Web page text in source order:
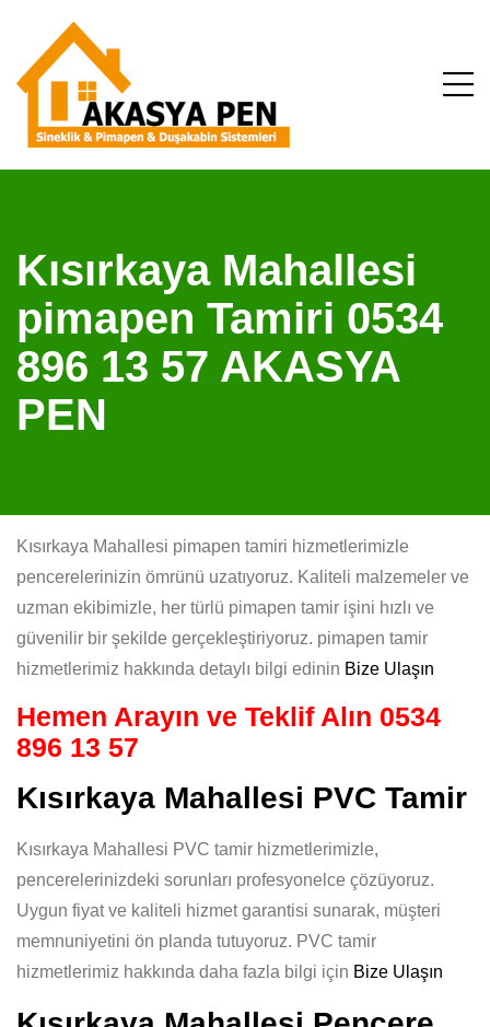
Kısırkaya Mahallesi
pimapen Tamiri 0534
896 13 57 AKASYA
PEN
Kısırkaya Mahallesi pimapen tamiri hizmetlerimizle
pencerelerinizin ömrünü uzatıyoruz. Kaliteli malzemeler ve
uzman ekibimizle, her türlü pimapen tamir işini hızlı ve
güvenilir bir şekilde gerçekleştiriyoruz. pimapen tamir
hizmetlerimiz hakkında detaylı bilgi edinin Bize Ulaşın
Hemen Arayın ve Teklif Alın 0534
896 13 57
Kısırkaya Mahallesi PVC Tamir
Kısırkaya Mahallesi PVC tamir hizmetlerimizle,
pencerelerinizdeki sorunları profesyonelce çözüyoruz.
Uygun fiyat ve kaliteli hizmet garantisi sunarak, müşteri
memnuniyetini ön planda tutuyoruz. PVC tamir
hizmetlerimiz hakkında daha fazla bilgi için Bize Ulaşın